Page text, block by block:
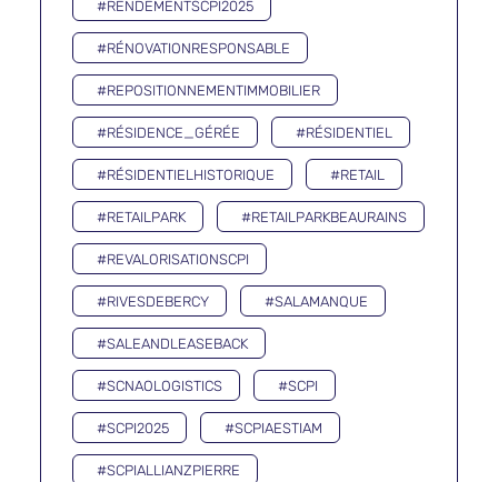
#RENDEMENTSCPI2025
#RÉNOVATIONRESPONSABLE
#REPOSITIONNEMENTIMMOBILIER
#RÉSIDENCE_GÉRÉE #RÉSIDENTIEL
#RÉSIDENTIELHISTORIQUE #RETAIL
#RETAILPARK #RETAILPARKBEAURAINS
#REVALORISATIONSCPI
#RIVESDEBERCY #SALAMANQUE
#SALEANDLEASEBACK
#SCNAOLOGISTICS #SCPI
#SCPI2025 #SCPIAESTIAM
#SCPIALLIANZPIERRE